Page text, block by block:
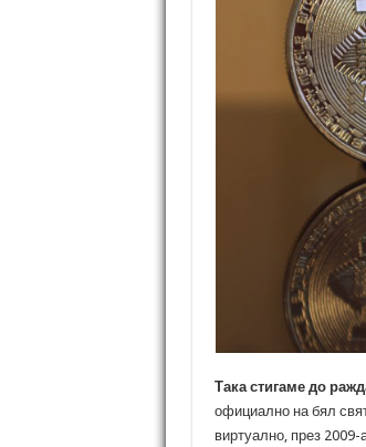
Така стигаме до
официално на бял
виртуално, през